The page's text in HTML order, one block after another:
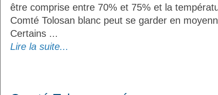
être comprise entre 70% et 75% et la
Comté Tolosan blanc peut se garder en
Certains ...
Lire la suite...